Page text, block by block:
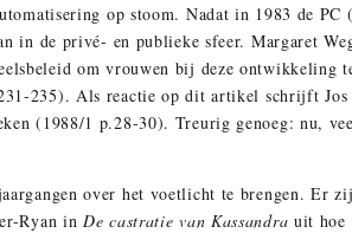
op stoom. Nadat in 1983 de
in de privé- en publieke sfeer. Margaret
om vrouwen bij deze ontwikkeling
235). Als reactie op dit artikel schrijft
(1988/1 p.28-30). Treurig genoeg: nu,
over het voetlicht te brengen. Er
Ryan inDe castratie van Kassandra uit hoe